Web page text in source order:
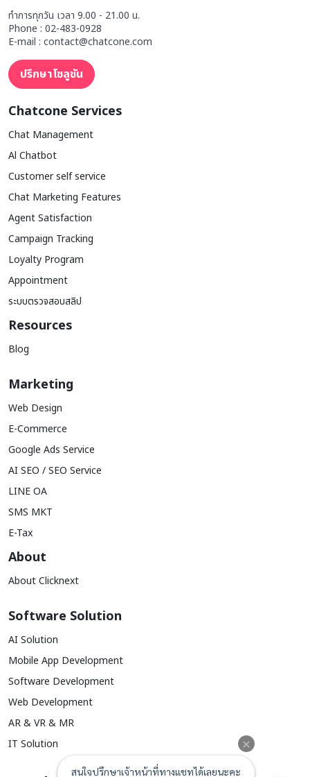
ทำการทุกวัน เวลา 9.00 - 21.00 น.
Phone : 02-483-0928
E-mail : contact@chatcone.com
ปรึกษาโซลูชัน
Chatcone Services
Chat Management
Al Chatbot
Customer self service
Chat Marketing Features
Agent Satisfaction
Campaign Tracking
Loyalty Program
Appointment
ระบบตรวจสอบสลิป
Resources
Blog
Marketing
Web Design
E-Commerce
Google Ads Service
AI SEO / SEO Service
LINE OA
SMS MKT
E-Tax
About
About Clicknext
Software Solution
AI Solution
Mobile App Development
Software Development
Web Development
AR & VR & MR
IT Solution